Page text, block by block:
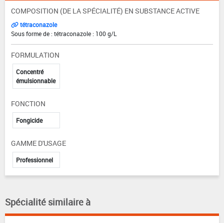
COMPOSITION (DE LA SPÉCIALITÉ) EN SUBSTANCE ACTIVE
tétraconazole
Sous forme de : tétraconazole : 100 g/L
FORMULATION
Concentré
émulsionnable
FONCTION
Fongicide
GAMME D'USAGE
Professionnel
Spécialité similaire à